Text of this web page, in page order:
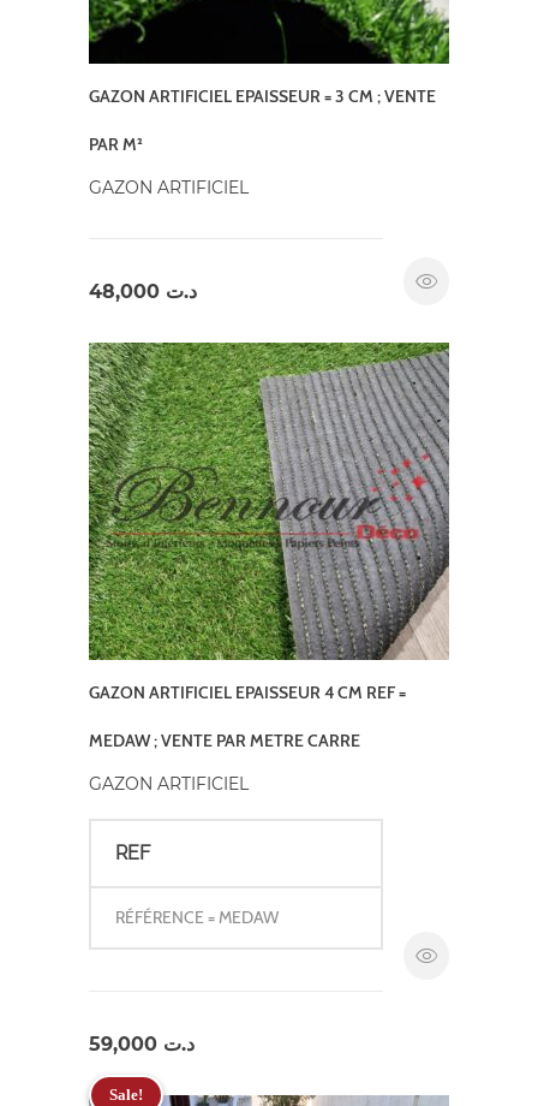
GAZON ARTIFICIEL EPAISSEUR = 3 CM ; VENTE
PAR M²
GAZON ARTIFICIEL
د.ت
GAZON ARTIFICIEL EPAISSEUR 4 CM REF =
MEDAW ; VENTE PAR METRE CARRE
GAZON ARTIFICIEL
REF
RÉFÉRENCE = MEDAW
د.ت
Sale!